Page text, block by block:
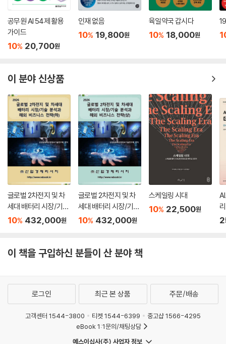
한 푼도 안 낼 수 있으니 아주 큰 혜택이다. 따라서 스타트업 대표라면 이
제도를 알아야 한다. 창업 전에 미리 알고 있으면 최대한 유리하게 세제 혜
택을 받도록 준비할 수 있다. 이 제도로 총 5년 동안 감면 혜택을 받는데,
창업 시점부터가 아니라 최초 소득이 발생한 때부터다. 최초 소득이란 매
초기에 결손이 발생하는 경우가 대부분이다. 그렇다고 세법에서 이익이 날
후 5년부터는 무조건 감면 적용이 시작되어 5년간 혜택받는 것이다.
--- p.79
사업의 확장도 창업으로 보지 않는다. 그래서 창업 후 업종 추가는 창업에
해당하지 않아서 감면 혜택을 못 받는 것이다. 개인사업자 법인 전환도 창
업으로 보지 않는다. 개인사업자로 창업 감면을 적용받다가 법인으로 전환
한 경우에는 남은 기간 동안 감면 혜택을 받지 못한다. 다만 조세특례제한
법 제32조의 특정 요건을 갖추어 법인으로 전환한 경우에는 남은 기간 동
안 법인으로 감면받을 수 있다. 이렇듯 창업자의 나이, 창업 지역에 따라 감
면율이 달라진다. 만약 청년이 아닌 자가 수도권과밀억제권역 내에서 창업
하면 세액감면 혜택을 받지 못한다. 나이가 많은 것도 서러운데 감면 혜택
인증받으면 5년간 50%의 세액감면을 받을 수 있다. 창업자의 나이와 창
업 지역과는 무관하다. 이것도 창업중소기업 세액감면의 일종이어서 세법
인증에는 유효 기간이 있다. 5년간 창업 감면을 계속 적용받기 위해서는
유효기간 만료 전에 갱신해야 한다. 만약 벤처인증이 취소되거나 만료되면
--- p.84
공무원 AI 54제 활용
가이드
10% 20,700원
인재 없음
10% 19,800원
육일약국 갑시다
10% 18,000원
이 분야 신상품
글로벌 2차전지 및 차
세대 배터리 시장/기술
분석과 해외 비즈니스
10% 432,000원
글로벌 2차전지 및 차
세대 배터리 시장/기술
분석과 해외 비즈니스
10% 432,000원
스케일링 시대
10% 22,500원
이 책을 구입하신 분들이 산 분야 책
로그인 최근 본 상품 주문/배송
고객센터 1544-3800 티켓 1544-6399
중고샵 1566-4295
eBook 1:1문의/채팅상담
예스이십사(주) 사업자 정보